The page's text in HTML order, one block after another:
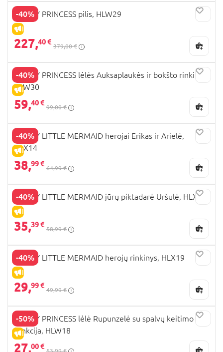
-40%
IŠPARDAVIMAS
DISNEY PRINCESS pilis, HLW29
227,40 €
379,00 €
-40%
IŠPARDAVIMAS
DISNEY PRINCESS lėlės Auksaplaukės ir bokšto rinkinys,
HLW30
59,40 €
99,00 €
-40%
IŠPARDAVIMAS
DISNEY LITTLE MERMAID herojai Erikas ir Arielė,
HLX14
38,99 €
64,99 €
-40%
IŠPARDAVIMAS
DISNEY LITTLE MERMAID jūrų piktadarė Uršulė, HLX12
35,39 €
58,99 €
-40%
IŠPARDAVIMAS
DISNEY LITTLE MERMAID herojų rinkinys, HLX19
29,99 €
49,99 €
-50%
IŠPARDAVIMAS
DISNEY PRINCESS lėlė Rupunzelė su spalvų keitimo
funkcija, HLW18
27,00 €